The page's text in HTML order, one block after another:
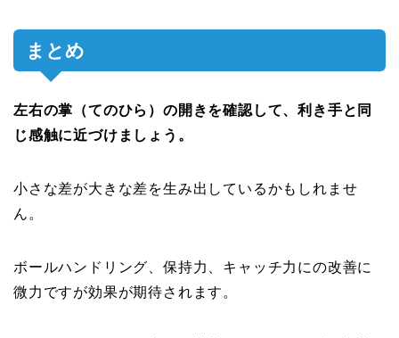
まとめ
左右の掌（てのひら）の開きを確認して、利き手と同
じ感触に近づけましょう。
小さな差が大きな差を生み出しているかもしれませ
ん。
ボールハンドリング、保持力、キャッチ力にの改善に
微力ですが効果が期待されます。